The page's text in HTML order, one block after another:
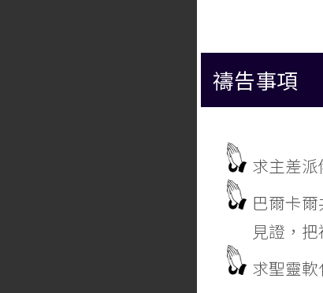
禱告事項
求主差
巴爾卡
見證，
求聖靈